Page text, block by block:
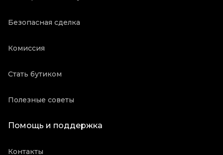
Безопасная сделка
Комиссия
Стать бутиком
Полезные советы
Помощь и поддержка
Контакты